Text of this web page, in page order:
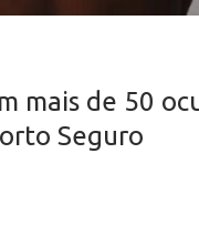
mais de 50
Seguro